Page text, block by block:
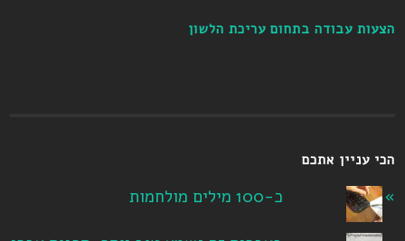
הצעות עבודה בתחום עריכת הלשון
הכי עניין אתכם
כ-100 מילים מולחמות